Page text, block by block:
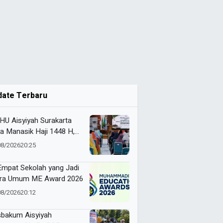
Terbaru
Aisyiyah Surakarta
Manasik Haji 1448 H,
200 Calon Jemaah
202620:25
Sekolah yang Jadi
Umum ME Award 2026
202620:12
Aisyiyah